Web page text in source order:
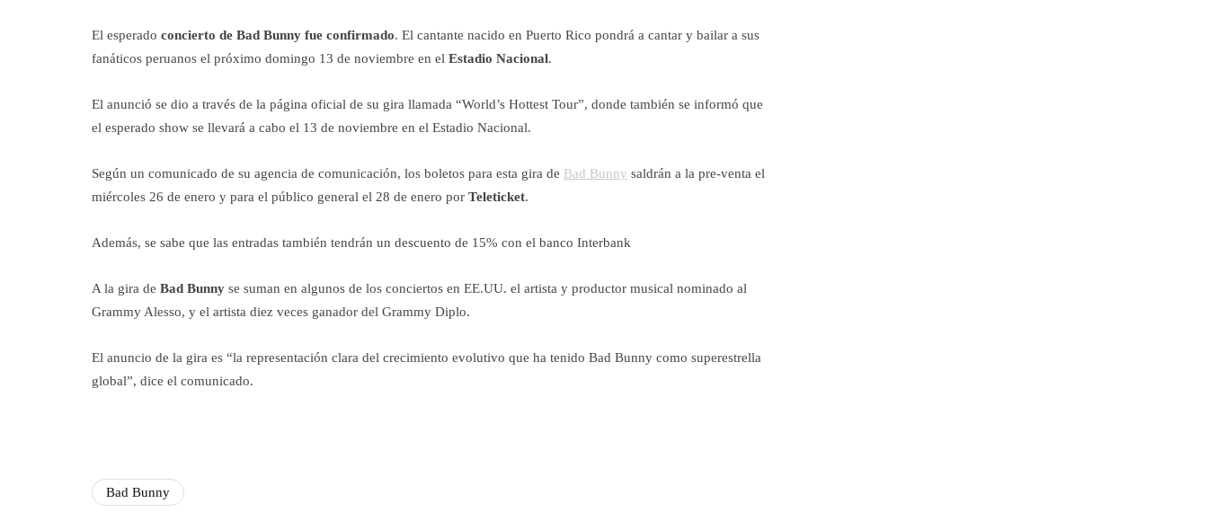
El esperado concierto de Bad Bunny fue confirmado. El cantante nacido en Puerto Rico pondrá a cantar y bailar a sus
fanáticos peruanos el próximo domingo 13 de noviembre en el Estadio Nacional.
El anunció se dio a través de la página oficial de su gira llamada “World’s Hottest Tour”, donde también se informó que
el esperado show se llevará a cabo el 13 de noviembre en el Estadio Nacional.
Según un comunicado de su agencia de comunicación, los boletos para esta gira de Bad Bunny saldrán a la pre-venta el
miércoles 26 de enero y para el público general el 28 de enero por Teleticket.
Además, se sabe que las entradas también tendrán un descuento de 15% con el banco Interbank
A la gira de Bad Bunny se suman en algunos de los conciertos en EE.UU. el artista y productor musical nominado al
Grammy Alesso, y el artista diez veces ganador del Grammy Diplo.
El anuncio de la gira es “la representación clara del crecimiento evolutivo que ha tenido Bad Bunny como superestrella
global”, dice el comunicado.
Bad Bunny